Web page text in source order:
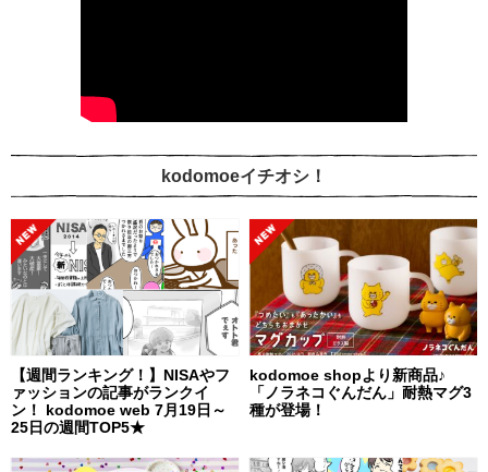
kodomoeイチオシ！
【週間ランキング！】NISAやフ
ァッションの記事がランクイ
ン！ kodomoe web 7月19日～
25日の週間TOP5★
kodomoe shopより新商品♪
「ノラネコぐんだん」耐熱マグ3
種が登場！